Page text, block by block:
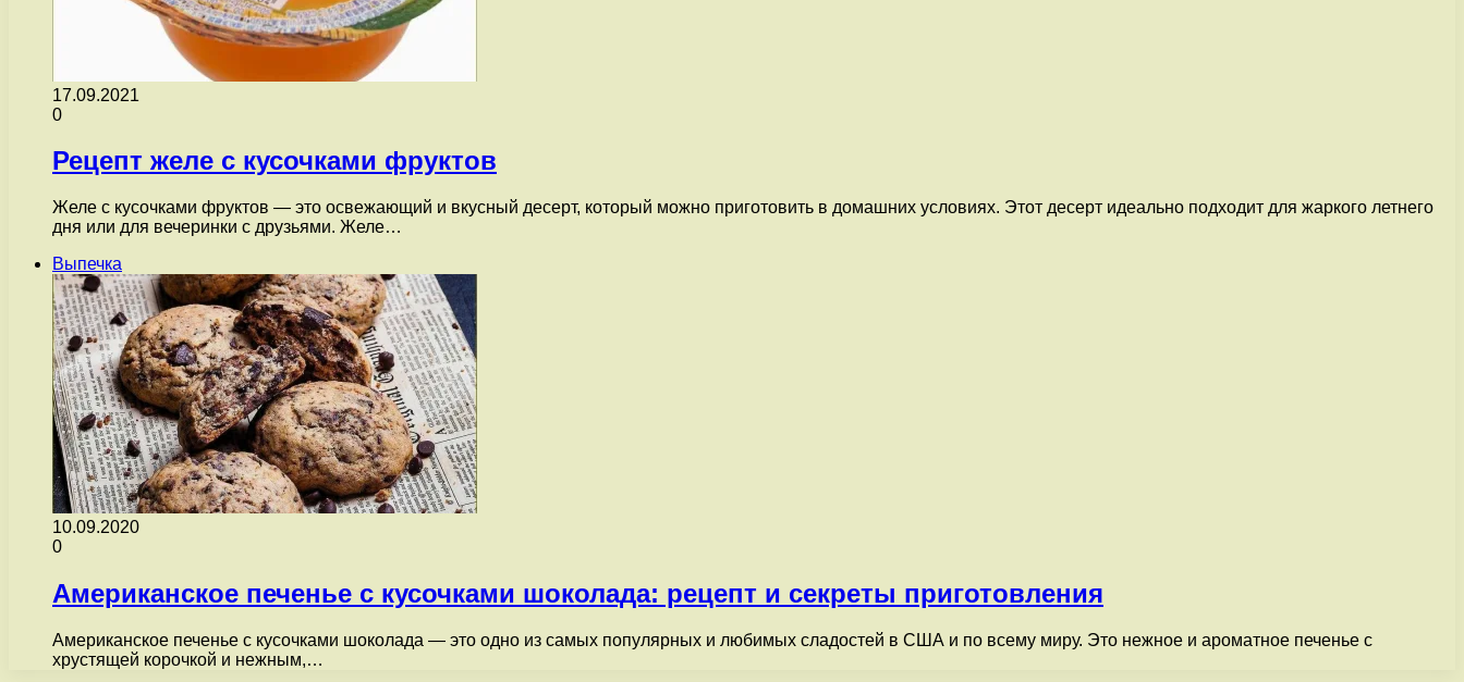
17.09.2021
0
Рецепт желе с кусочками фруктов
Желе с кусочками фруктов — это освежающий и вкусный десерт, который можно приготовить в домашних условиях. Этот десерт идеально подходит для жаркого летнего
дня или для вечеринки с друзьями. Желе…
Выпечка
10.09.2020
0
Американское печенье с кусочками шоколада: рецепт и секреты приготовления
Американское печенье с кусочками шоколада — это одно из самых популярных и любимых сладостей в США и по всему миру. Это нежное и ароматное печенье с
хрустящей корочкой и нежным,…